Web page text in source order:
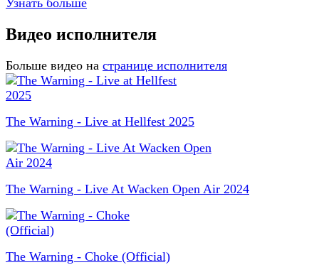
Узнать больше
Видео исполнителя
Больше видео на странице исполнителя
The Warning - Live at Hellfest 2025
The Warning - Live At Wacken Open Air 2024
The Warning - Choke (Official)